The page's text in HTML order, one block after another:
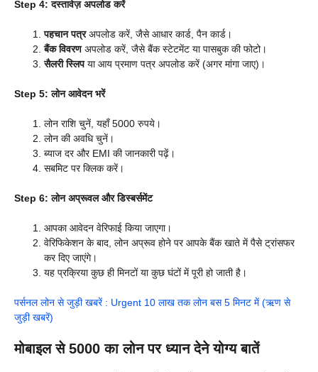
Step 4: दस्तावेज़ अपलोड करें
पहचान पत्रअपलोड करें, जैसे आधार कार्ड, पैन कार्ड।
बैंक विवरणअपलोड करें, जैसे बैंक स्टेटमेंट या पासबुक की फोटो।
सैलरी स्लिपया आय प्रमाण पत्र अपलोड करें (अगर मांगा जाए)।
Step 5: लोन आवेदन भरें
लोन राशि चुनें, यहाँ 5000 रुपये।
लोन की अवधि चुनें।
ब्याज दर और EMI की जानकारी पढ़ें।
सबमिट पर क्लिक करें।
Step 6: लोन अप्रूवल और डिस्बर्समेंट
आपका आवेदन वेरिफाई किया जाएगा।
वेरिफिकेशन के बाद, लोन अप्रूव होने पर आपके बैंक खाते में पैसे ट्रांसफर
कर दिए जाएंगे।
यह प्रक्रिया कुछ ही मिनटों या कुछ घंटों में पूरी हो जाती है।
पर्सनल लोन से जुड़ी खबरें : Urgent 10 लाख तक लोन बस 5 मिनट में (ऋण से
जुड़ी खबरें)
मोबाइल से 5000 का लोन पर ध्यान देने योग्य बातें